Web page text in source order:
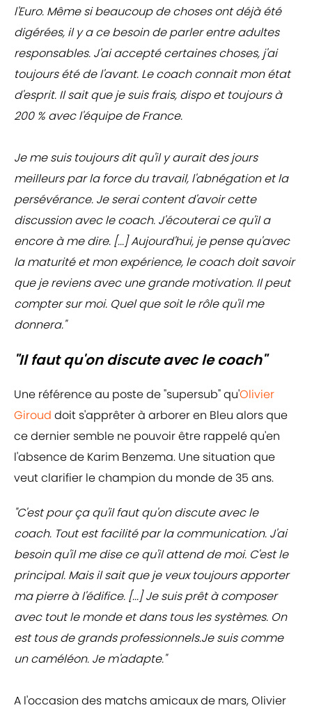
l'Euro. Même si beaucoup de choses ont déjà été
digérées, il y a ce besoin de parler entre adultes
responsables. J'ai accepté certaines choses, j'ai
toujours été de l'avant. Le coach connait mon état
d'esprit. Il sait que je suis frais, dispo et toujours à
200 % avec l'équipe de France.
Je me suis toujours dit qu'il y aurait des jours
meilleurs par la force du travail, l'abnégation et la
persévérance. Je serai content d'avoir cette
discussion avec le coach. J'écouterai ce qu'il a
encore à me dire. [...] Aujourd'hui, je pense qu'avec
la maturité et mon expérience, le coach doit savoir
que je reviens avec une grande motivation. Il peut
compter sur moi. Quel que soit le rôle qu'il me
donnera."
"Il faut qu'on discute avec le coach"
Une référence au poste de "supersub" qu'Olivier
Giroud doit s'apprêter à arborer en Bleu alors que
ce dernier semble ne pouvoir être rappelé qu'en
l'absence de Karim Benzema. Une situation que
veut clarifier le champion du monde de 35 ans.
"C'est pour ça qu'il faut qu'on discute avec le
coach. Tout est facilité par la communication. J'ai
besoin qu'il me dise ce qu'il attend de moi. C'est le
principal. Mais il sait que je veux toujours apporter
ma pierre à l'édifice. [...] Je suis prêt à composer
avec tout le monde et dans tous les systèmes. On
est tous de grands professionnels.Je suis comme
un caméléon. Je m'adapte."
A l'occasion des matchs amicaux de mars, Olivier